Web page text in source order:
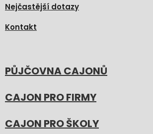
Nejčastější dotazy
Kontakt
PŮJČOVNA CAJONŮ
CAJON PRO FIRMY
CAJON PRO ŠKOLY